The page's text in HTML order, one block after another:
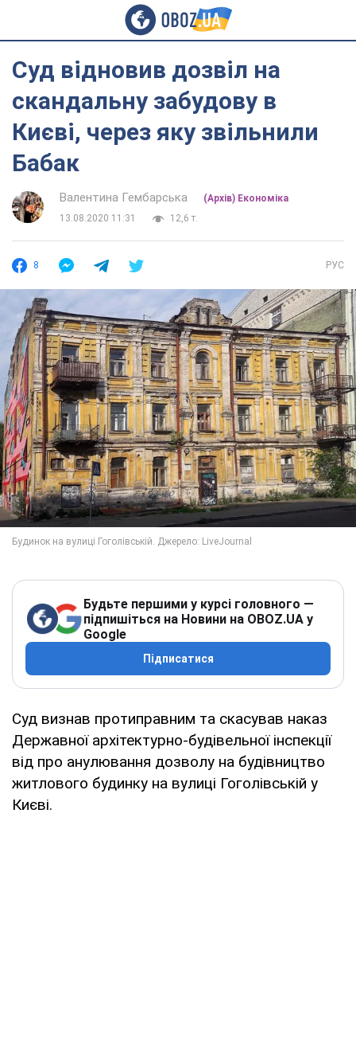
Суд відновив дозвіл на
скандальну забудову в
Києві, через яку звільнили
Бабак
Валентина Гембарська
(Архів) Економіка
13.08.2020 11:31
12,6 т.
8 РУС
Будьте першими у курсі головного —
підпишіться на Новини на OBOZ.UA у
Google
Підписатися
Суд визнав протиправним та скасував наказ
Державної архітектурно-будівельної інспекції
від про анулювання дозволу на будівництво
житлового будинку на вулиці Гоголівській у
Києві.